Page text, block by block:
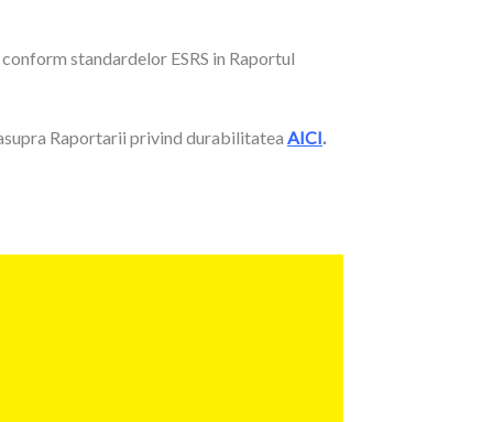
standardelor ESRS in Raportul
Raportarii privind durabilitatea AICI.